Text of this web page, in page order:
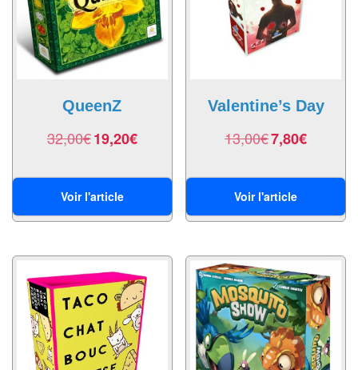
Tables
Accessoires
société
Jeux
cartes
Collectionner
(TCG)
Les
Classiques
QueenZ
32,00€19,20€
Voir l'article
Valentine’s Day
13,00€7,80€
Voir l'article